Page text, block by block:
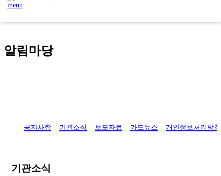
본문 바로가기
menu
알림마당
공지사항 기관소식 보도자료 카드뉴스 개인정보처리방침
기관소식